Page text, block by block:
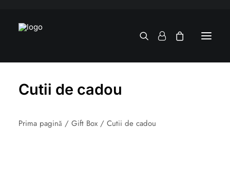
Cutii de cadou
Prima pagină Gift Box Cutii de cadou